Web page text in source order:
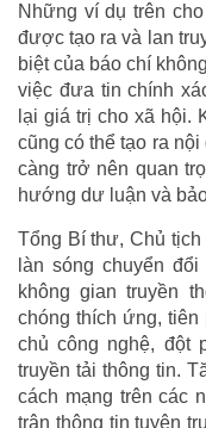
Những ví dụ trên
được tạo ra và lan
biệt của báo chí
việc đưa tin chính
lại giá trị cho xã hội.
cũng có thể tạo ra
càng trở nên quan
hướng dư luận và
Tổng Bí thư, Chủ
làn sóng chuyển
không gian truyền
chóng thích ứng,
chủ công nghệ, đột
truyền tải thông tin.
cách mạng trên các
trận thông tin tuyên